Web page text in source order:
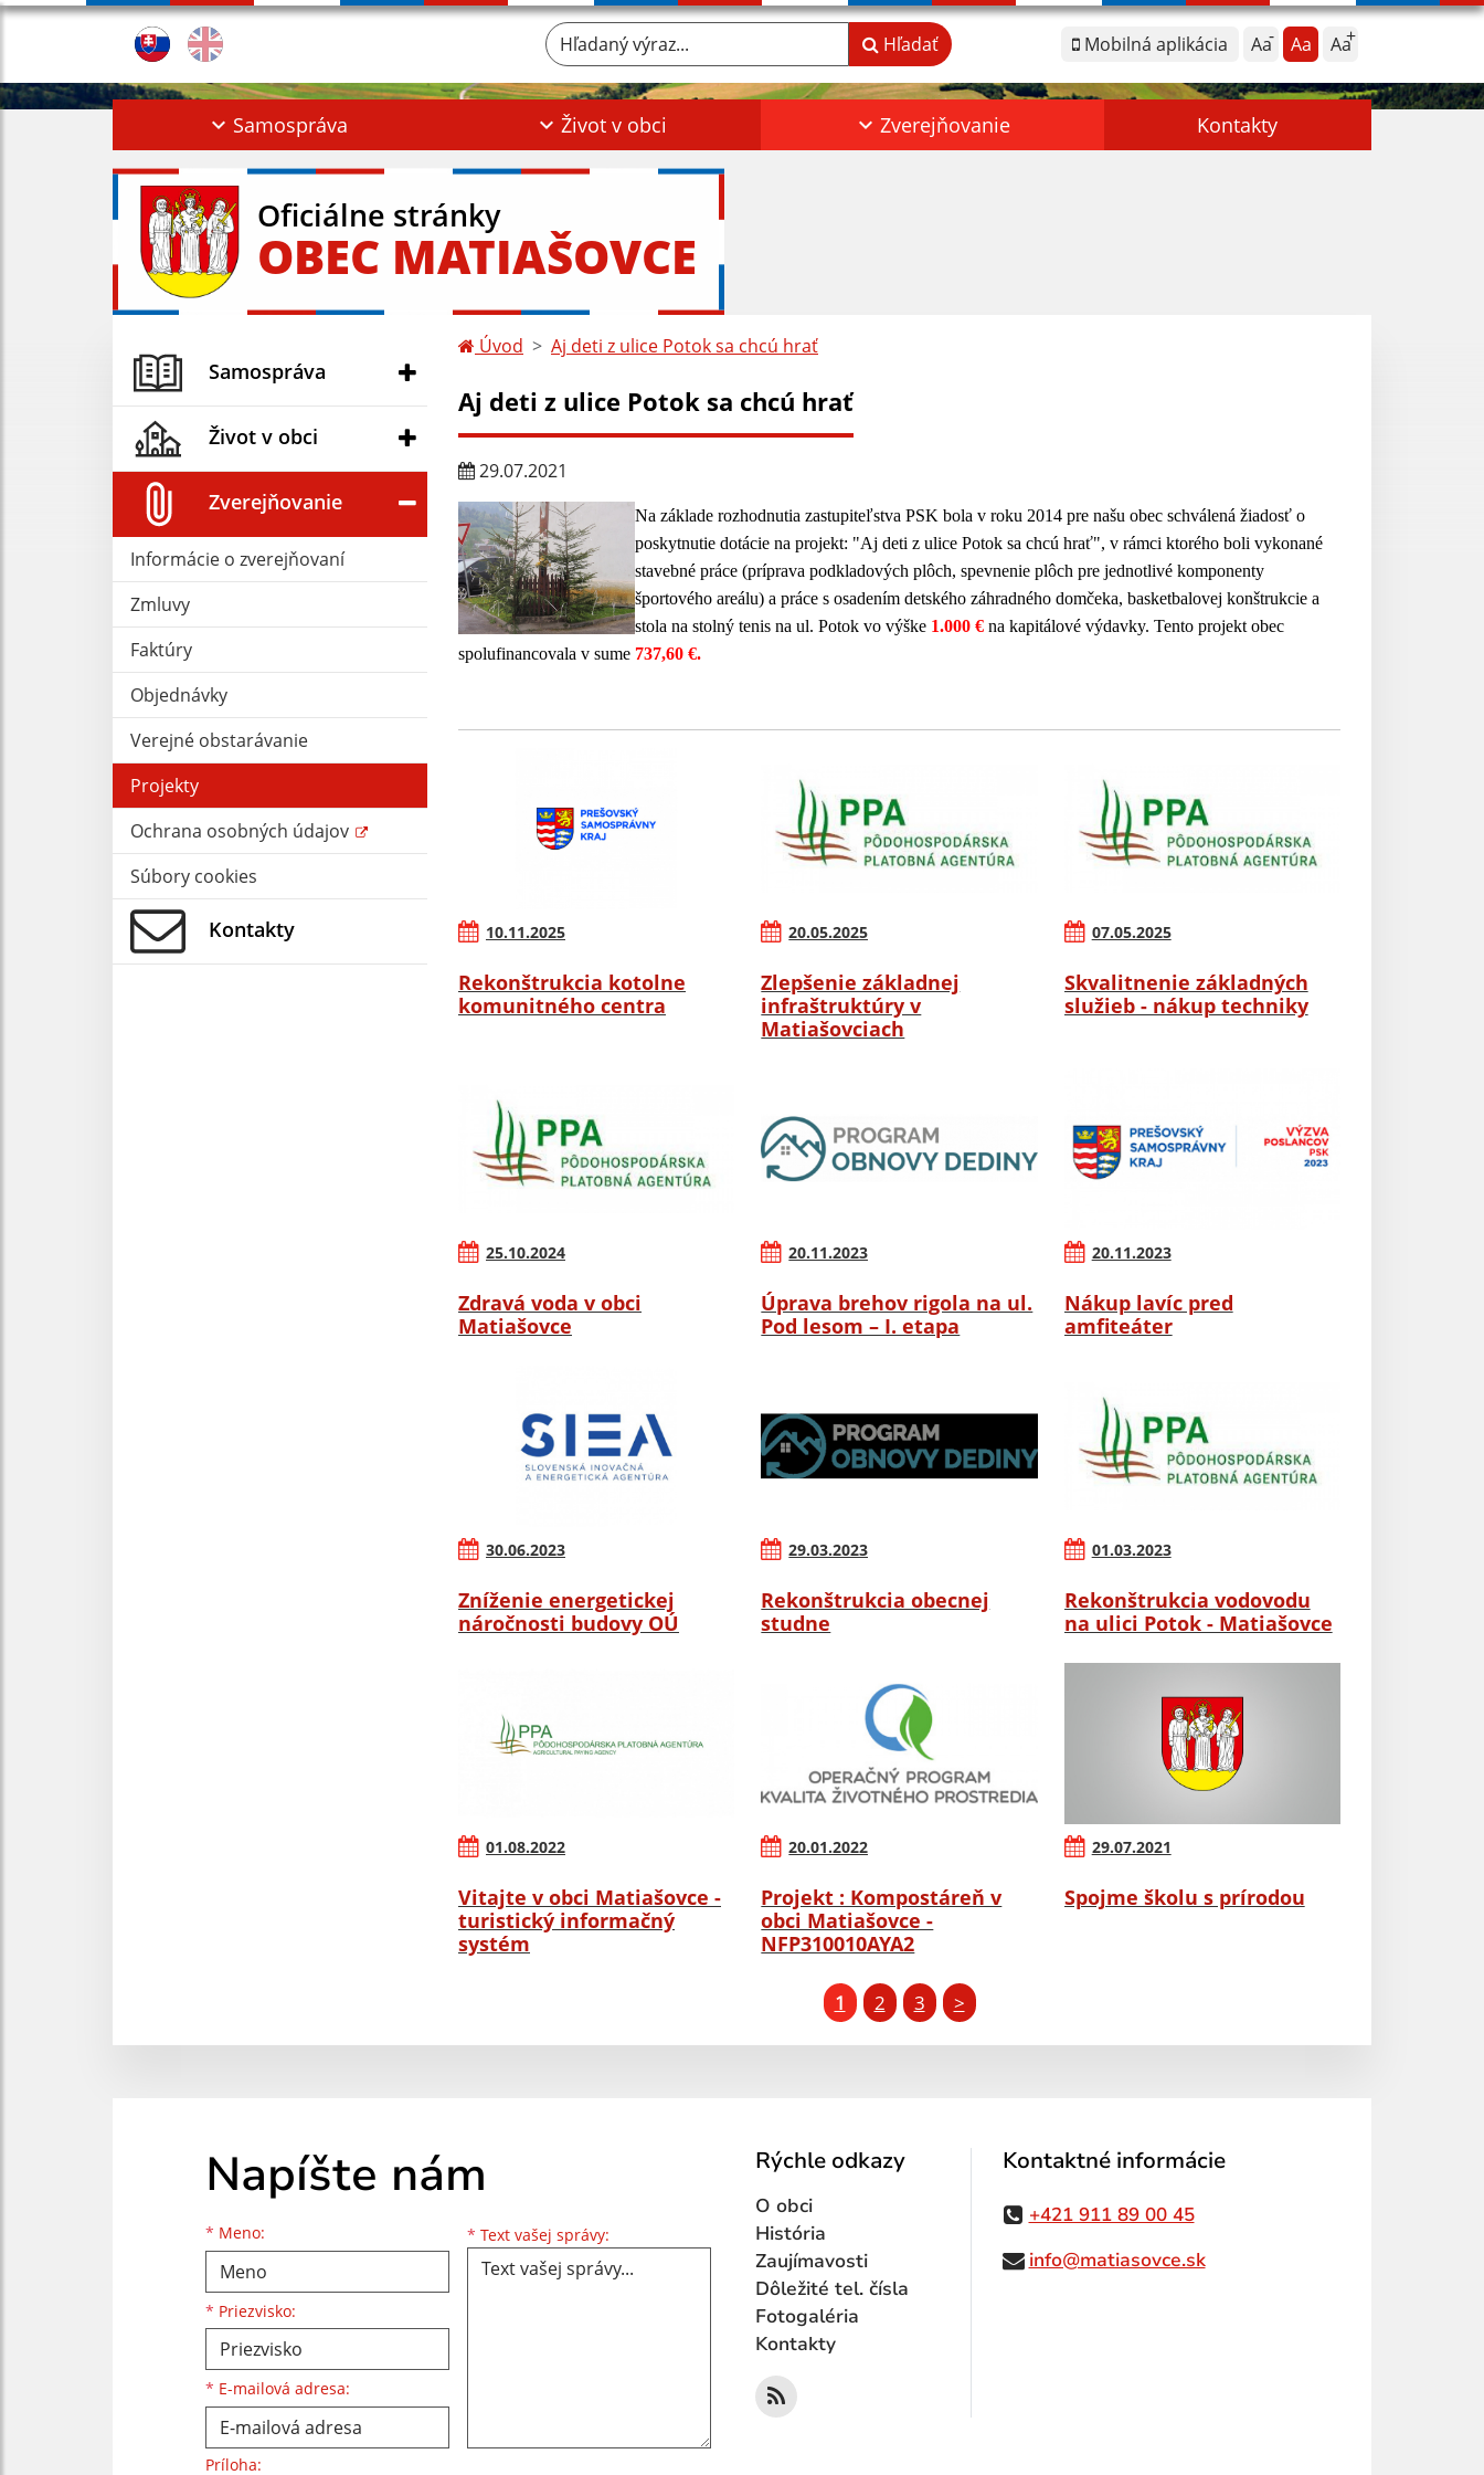
Mobilná aplikácia Aa Aa Aa
Hľadaný výraz... Hľadať
Samospráva Život v obci Zverejňovanie Kontakty
Oficiálne stránky
OBEC MATIAŠOVCE
Samospráva
Život v obci
Zverejňovanie
Informácie o zverejňovaní
Zmluvy
Faktúry
Objednávky
Verejné obstarávanie
Projekty
Ochrana osobných údajov
Súbory cookies
Kontakty
Úvod Aj deti z ulice Potok sa chcú hrať
Aj deti z ulice Potok sa chcú hrať
29.07.2021
Na základe rozhodnutia zastupiteľstva PSK bola v roku 2014 pre našu obec schválená žiadosť o
poskytnutie dotácie na projekt: "Aj deti z ulice Potok sa chcú hrať", v rámci ktorého boli vykonané
stavebné práce (príprava podkladových plôch, spevnenie plôch pre jednotlivé komponenty
športového areálu) a práce s osadením detského záhradného domčeka, basketbalovej konštrukcie a
stola na stolný tenis na ul. Potok vo výške 1.000 € na kapitálové výdavky. Tento projekt obec
spolufinancovala v sume 737,60 €.
10.11.2025
Rekonštrukcia kotolne
komunitného centra
20.05.2025
Zlepšenie základnej
infraštruktúry v
Matiašovciach
07.05.2025
Skvalitnenie základných
služieb - nákup techniky
25.10.2024
Zdravá voda v obci
Matiašovce
20.11.2023
Úprava brehov rigola na ul.
Pod lesom – I. etapa
20.11.2023
Nákup lavíc pred
amfiteáter
30.06.2023
Zníženie energetickej
náročnosti budovy OÚ
29.03.2023
Rekonštrukcia obecnej
studne
01.03.2023
Rekonštrukcia vodovodu
na ulici Potok - Matiašovce
01.08.2022
Vitajte v obci Matiašovce -
turistický informačný
systém
20.01.2022
Projekt : Kompostáreň v
obci Matiašovce -
NFP310010AYA2
29.07.2021
Spojme školu s prírodou
1 2 3 >
Napíšte nám
* Meno:
Meno
* Priezvisko:
Priezvisko
* E-mailová adresa:
E-mailová adresa * Text vašej správy: Text vašej správy...
Príloha:
Rýchle odkazy
O obci
História
Zaujímavosti
Dôležité tel. čísla
Fotogaléria
Kontakty
Kontaktné informácie
+421 911 89 00 45
info@matiasovce.sk